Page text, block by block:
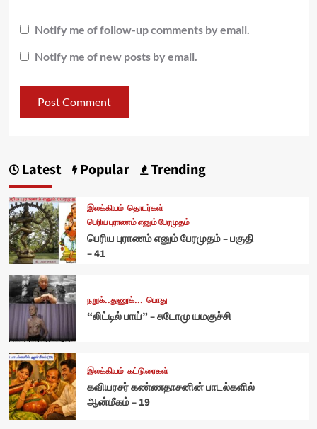
Notify me of follow-up comments by email.
Notify me of new posts by email.
Latest Popular Trending
இலக்கியம் தொடர்கள்
பெரிய புராணம் எனும் பேரமுதம்
பெரிய புராணம் எனும் பேரமுதம் – பகுதி
– 41
நறுக்..துணுக்... பொது
“லிட்டில் பாய்” – சுடோமு யமகுச்சி
இலக்கியம் கட்டுரைகள்
கவியரசர் கண்ணதாசனின் பாடல்களில்
ஆன்மீகம் – 19